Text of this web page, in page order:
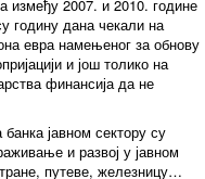
између 2007. и 2010. године
годину дана чекали на
евра намењеног за обнову
и још толико на
финансија да не
јавном сектору су
и развој у јавном
путеве, железницу…